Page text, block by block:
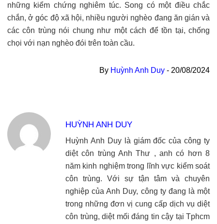
những kiểm chứng nghiêm túc. Song có một điều chắc
chắn, ở góc độ xã hội, nhiều người nghèo đang ăn gián và
các côn trùng nói chung như một cách để tồn tại, chống
chọi với nạn nghèo đói trên toàn cầu.
By Huỳnh Anh Duy - 20/08/2024
HUỲNH ANH DUY
Huỳnh Anh Duy là giám đốc của công ty
diệt côn trùng Anh Thư , anh có hơn 8
năm kinh nghiệm trong lĩnh vực kiểm soát
côn trùng. Với sự tận tâm và chuyên
nghiệp của Anh Duy, công ty đang là một
trong những đơn vị cung cấp dịch vụ diệt
côn trùng, diệt mối đáng tin cậy tại Tphcm